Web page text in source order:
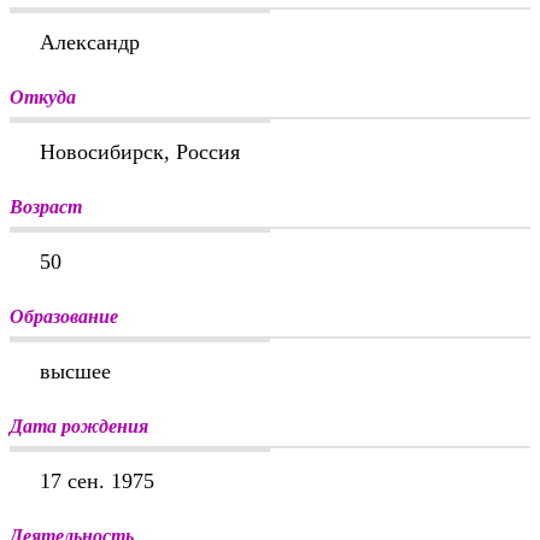
Александр
Откуда
Новосибирск, Россия
Возраст
50
Образование
высшее
Дата рождения
17 сен. 1975